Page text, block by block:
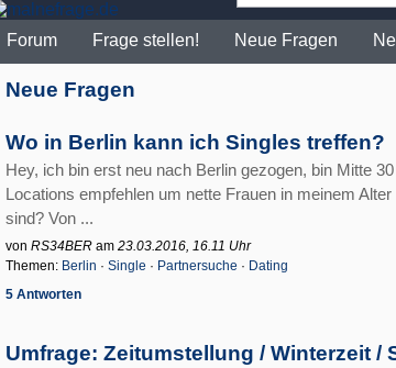
Forum Frage stellen! Neue Fragen
Neue Fragen
Wo in Berlin kann ich Singles treffen?
Hey, ich bin erst neu nach Berlin gezogen, bin Mitte
Locations empfehlen um nette Frauen in meinem
sind? Von ...
von RS34BER am 23.03.2016, 16.11 Uhr
Themen: Berlin · Single · Partnersuche · Dating
5 Antworten
Umfrage: Zeitumstellung / Winterzeit /